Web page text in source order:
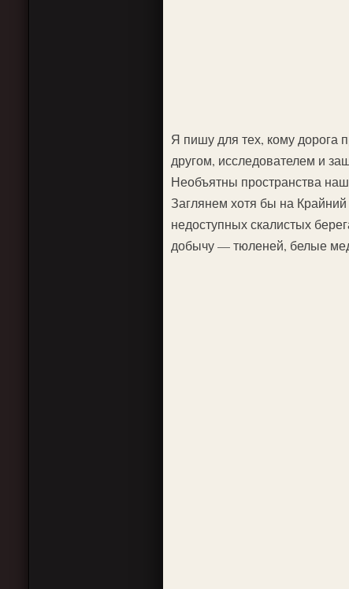
Я пишу для тех, кому дорога
другом, исследователем и
Необъятны пространства
Заглянем хотя бы на
недоступных скалистых
добычу — тюленей, белые